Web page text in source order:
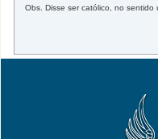
Obs. Disse ser católico, no sentido